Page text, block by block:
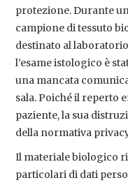
protezione. Durante
campione di tessuto
destinato al
l’esame istologico è
una mancata
sala. Poiché il reperto
paziente, la sua
della normativa
Il materiale biologico
particolari di dati